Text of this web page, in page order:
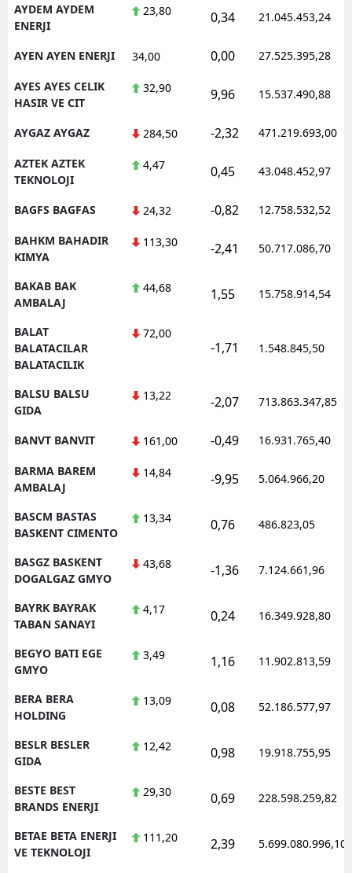
AYDEM AYDEM
ENERJI
23,80 0,34 21.045.453,24
AYEN AYEN ENERJI 34,00 0,00 27.525.395,28
AYES AYES CELIK
HASIR VE CIT
32,90 9,96 15.537.490,88
AYGAZ AYGAZ 284,50 -2,32 471.219.693,00
AZTEK AZTEK
TEKNOLOJI
4,47 0,45 43.048.452,97
BAGFS BAGFAS 24,32 -0,82 12.758.532,52
BAHKM BAHADIR
KIMYA
113,30 -2,41 50.717.086,70
BAKAB BAK
AMBALAJ
44,68 1,55 15.758.914,54
BALAT
BALATACILAR
BALATACILIK
72,00
-1,71 1.548.845,50
BALSU BALSU
GIDA
13,22 -2,07 713.863.347,85
BANVT BANVIT 161,00 -0,49 16.931.765,40
BARMA BAREM
AMBALAJ
14,84 -9,95 5.064.966,20
BASCM BASTAS
BASKENT CIMENTO
13,34 0,76 486.823,05
BASGZ BASKENT
DOGALGAZ GMYO
43,68 -1,36 7.124.661,96
BAYRK BAYRAK
TABAN SANAYI
4,17 0,24 16.349.928,80
BEGYO BATI EGE
GMYO
3,49 1,16 11.902.813,59
BERA BERA
HOLDING
13,09 0,08 52.186.577,97
BESLR BESLER
GIDA
12,42 0,98 19.918.755,95
BESTE BEST
BRANDS ENERJI
29,30 0,69 228.598.259,82
BETAE BETA ENERJI
VE TEKNOLOJI
111,20 2,39 5.699.080.996,10